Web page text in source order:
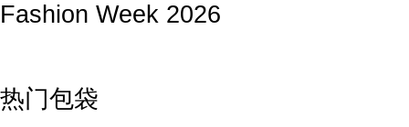
Fashion Week 2026
热门包袋